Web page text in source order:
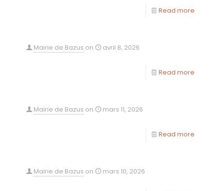
Read more
Mairie de Bazus on avril 8, 2026
Read more
Mairie de Bazus on mars 11, 2026
Read more
Mairie de Bazus on mars 10, 2026